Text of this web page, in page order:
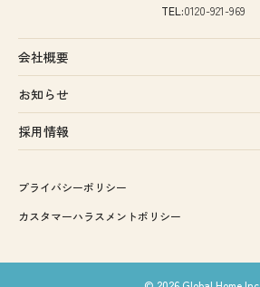
TEL:0120-921-969
会社概要
お知らせ
採用情報
プライバシーポリシー
カスタマーハラスメントポリシー